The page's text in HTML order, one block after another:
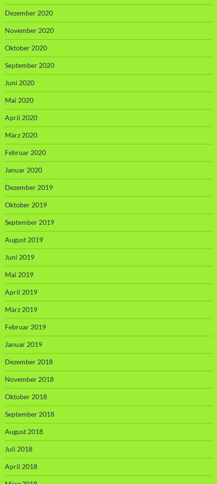
Dezember 2020
November 2020
Oktober 2020
September 2020
Juni 2020
Mai 2020
April 2020
März 2020
Februar 2020
Januar 2020
Dezember 2019
Oktober 2019
September 2019
August 2019
Juni 2019
Mai 2019
April 2019
März 2019
Februar 2019
Januar 2019
Dezember 2018
November 2018
Oktober 2018
September 2018
August 2018
Juli 2018
April 2018